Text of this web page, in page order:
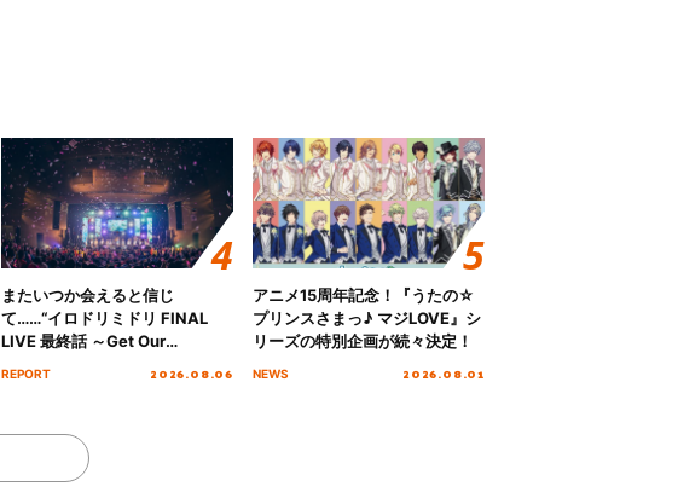
またいつか会えると信じ
て……“イロドリミドリ FINAL
LIVE 最終話 ～Get Our
REPORT 2026.08.06
アニメ15周年記念！『うたの☆
プリンスさまっ♪ マジLOVE』シ
リーズの特別企画が続々決定！
NEWS 2026.08.01